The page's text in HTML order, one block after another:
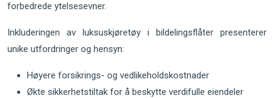
forbedrede ytelsesevner.
Inkluderingen av luksuskjøretøy i bildelingsflåter presenterer
unike utfordringer og hensyn:
Høyere forsikrings- og vedlikeholdskostnader
Økte sikkerhetstiltak for å beskytte verdifulle eiendeler